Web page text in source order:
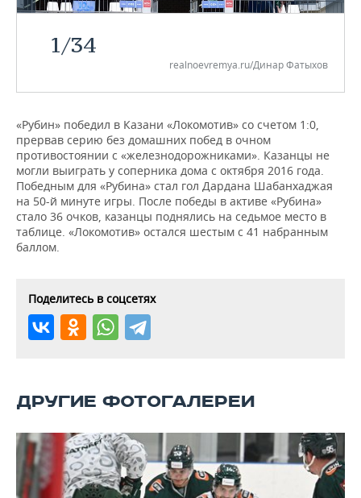
НЕФТЕХИМИЯ
НЕФТЬ
ЭНЕРГЕТИКА
ТЕЛЕКОММУНИКАЦИИ
НОВОСТИ МЕРОПРИЯТИЙ
БИЗНЕС-БРАНЧИ
ONLINE-КОНФЕРЕНЦИИ
ОТКРЫТАЯ ЛЕКЦИЯ
ФУТБОЛ
ХОККЕЙ
БАСКЕТБОЛ
ВОЛЕЙБОЛ
ФИГУРНОЕ КАТАНИЕ
ХОККЕЙ С МЯЧОМ
НОВОСТИ ОБЩЕСТВА
ВЛАСТЬ
ИНФРАСТРУКТУРА
ИСТОРИЯ
МЕДИЦИНА
ПРОИСШЕСТВИЯ
ФОТОГАЛЕРЕЯ
СЮЖЕТЫ
СПРАВОЧНИК
СПИСОК ПЕРСОН
ПОЛНАЯ ВЕРСИЯ
1/34
realnoevremya.ru/Динар Фатыхов
«Рубин» победил в Казани «Локомотив» со счетом 1:0,
прервав серию без домашних побед в очном
противостоянии с «железнодорожниками». Казанцы не
могли выиграть у соперника дома с октября 2016 года.
Победным для «Рубина» стал гол Дардана Шабанхаджая
на 50-й минуте игры. После победы в активе «Рубина»
стало 36 очков, казанцы поднялись на седьмое место в
таблице. «Локомотив» остался шестым с 41 набранным
баллом.
Поделитесь в соцсетях
ДРУГИЕ ФОТОГАЛЕРЕИ